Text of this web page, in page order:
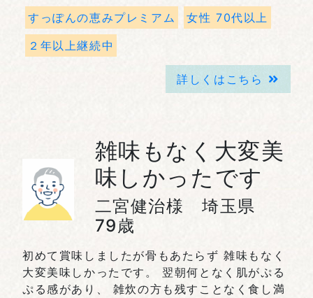
すっぽんの恵みプレミアム
女性 70代以上
２年以上継続中
詳しくはこちら
雑味もなく大変美
味しかったです
二宮健治様 埼玉県
79歳
初めて賞味しましたが骨もあたらず 雑味もなく
大変美味しかったです。 翌朝何となく肌がぷる
ぷる感があり、 雑炊の方も残すことなく食し満